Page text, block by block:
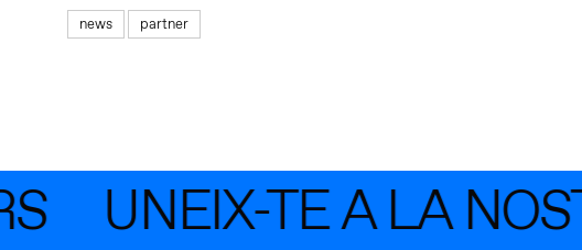
news partner
UNEIX-TE A LA